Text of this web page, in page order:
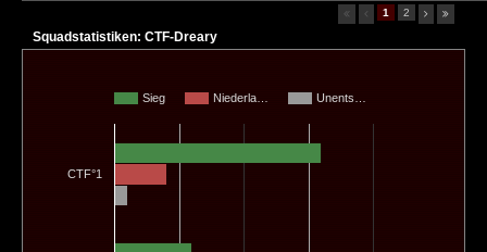
1 2
Squadstatistiken: CTF-Dreary
Sieg Niederla… Unents…
CTF°1